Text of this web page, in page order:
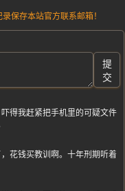
保存本站官方联系邮箱！
提
交
得我赶紧把手机里的可疑文件
花钱买教训啊。十年刑期听着